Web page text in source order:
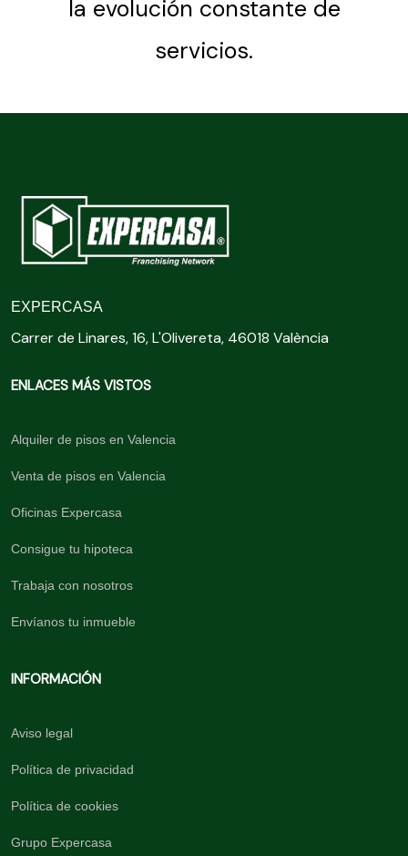
la evolución constante de
servicios.
EXPERCASA
Carrer de Linares, 16, L'Olivereta, 46018 València
ENLACES MÁS VISTOS
Alquiler de pisos en Valencia
Venta de pisos en Valencia
Oficinas Expercasa
Consigue tu hipoteca
Trabaja con nosotros
Envíanos tu inmueble
INFORMACIÓN
Aviso legal
Política de privacidad
Política de cookies
Grupo Expercasa